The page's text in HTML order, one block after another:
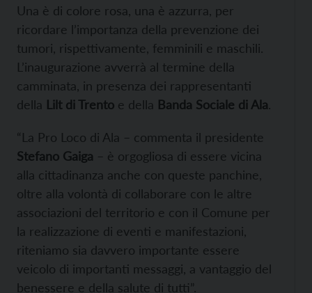
Una è di colore rosa, una è azzurra, per
ricordare l’importanza della prevenzione dei
tumori, rispettivamente, femminili e maschili.
L’inaugurazione avverrà al termine della
camminata, in presenza dei rappresentanti
della Lilt di Trento e della Banda Sociale di Ala.
“La Pro Loco di Ala – commenta il presidente
Stefano Gaiga – è orgogliosa di essere vicina
alla cittadinanza anche con queste panchine,
oltre alla volontà di collaborare con le altre
associazioni del territorio e con il Comune per
la realizzazione di eventi e manifestazioni,
riteniamo sia davvero importante essere
veicolo di importanti messaggi, a vantaggio del
benessere e della salute di tutti”.